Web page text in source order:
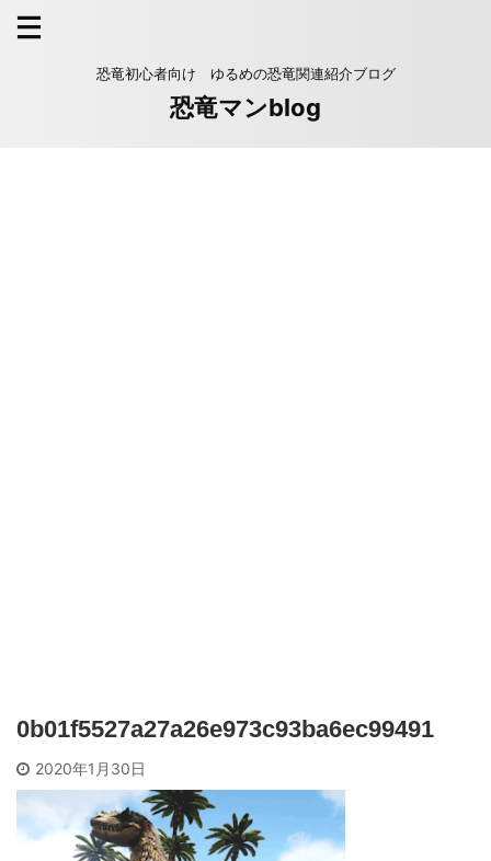
恐竜初心者向け ゆるめの恐竜関連紹介ブログ
恐竜マンblog
0b01f5527a27a26e973c93ba6ec99491
2020年1月30日